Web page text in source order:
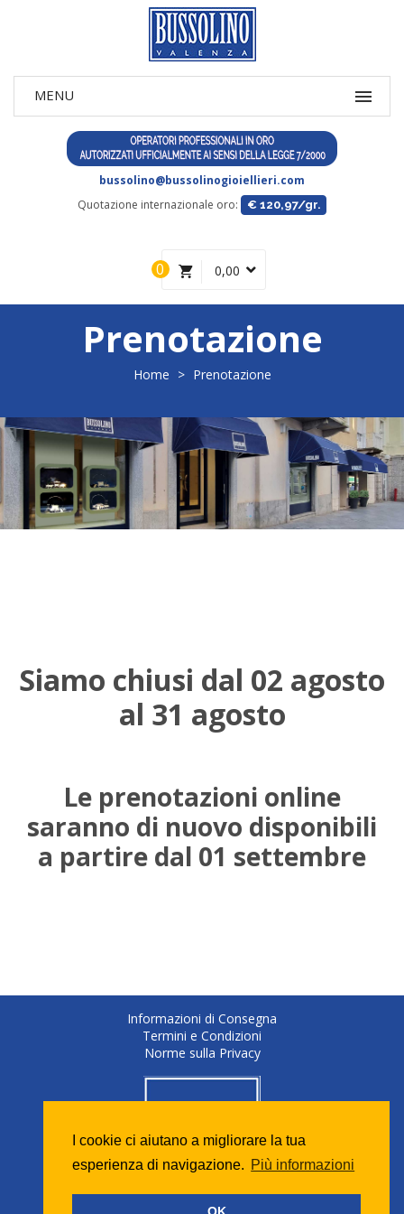
I cookie ci aiutano a migliorare la tua
esperienza di navigazione. Più informazioni
bussolino@bussolinogioiellieri.com
Quotazione internazionale oro:
€ 120,97/gr.
0,00
0
Prenotazione
Home > Prenotazione
Siamo chiusi dal 02 agosto
al 31 agosto
Le prenotazioni online
saranno di nuovo disponibili
a partire dal 01 settembre
Informazioni di Consegna
Termini e Condizioni
Norme sulla Privacy